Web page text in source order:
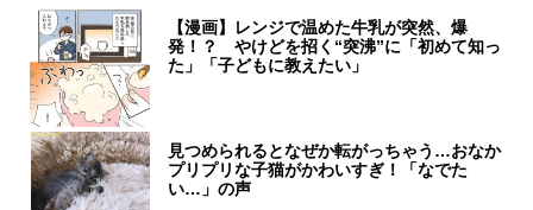
【漫画】レンジで温めた牛乳が突然、爆
発！？ やけどを招く“突沸”に「初めて知っ
た」「子どもに教えたい」
見つめられるとなぜか転がっちゃう…おなか
プリプリな子猫がかわいすぎ！「なでた
い…」の声